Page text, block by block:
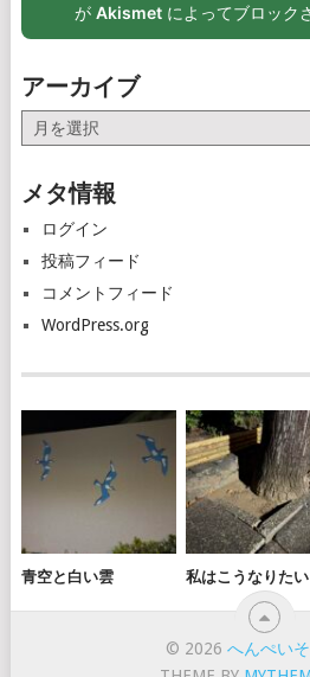
が Akismetによってブロック
アーカイブ
ー
イ
メタ情報
ログイン
投稿フィード
コメントフィード
WordPress.org
青空と白い雲 私はこうなりたい
© 2026 へんぺい